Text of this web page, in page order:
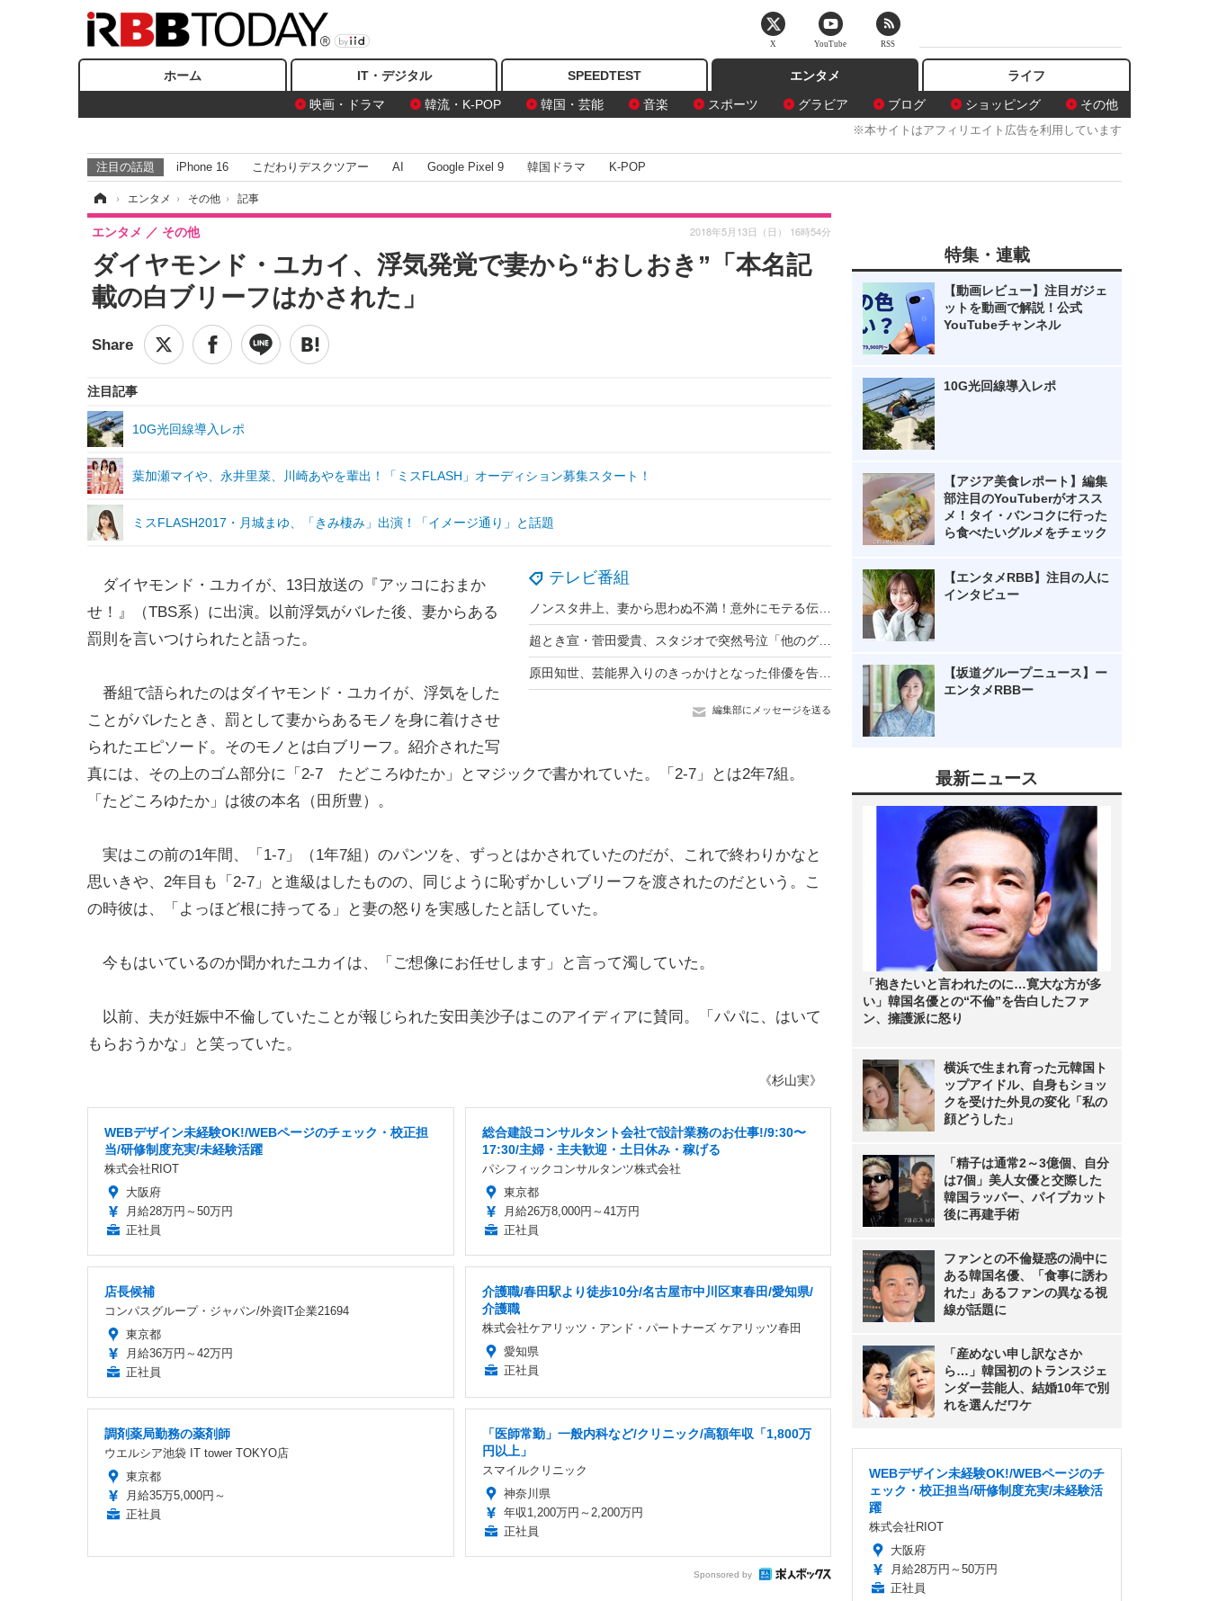
ホーム IT・デジタル SPEEDTEST
エンタメ
映画・ドラマ
韓流・K-POP 韓国・芸能 音楽 スポーツ グラビア ブログ ショッピング その他
ライフ
※本サイトはアフィリエイト広告を利用しています
注目の話題 iPhone 16 こだわりデスクツアー AI Google Pixel 9 韓国ドラマ K-POP
› エンタメ › その他 › 記事
ダイヤモンド・ユカイ、浮気発覚で妻から“おしおき”「本名記
載の白ブリーフはかされた」
エンタメ その他 2018年5月13日（日） 16時54分
注目記事
10G光回線導入レポ
葉加瀬マイや、永井里菜、川崎あやを輩出！「ミスFLASH」オーディション募集スタート！
ミスFLASH2017・月城まゆ、「きみ棲み」出演！「イメージ通り」と話題
テレビ番組
編集部にメッセージを送る
ダイヤモンド・ユカイが、13日放送の『アッコにおまか
せ！』（TBS系）に出演。以前浮気がバレた後、妻からある
罰則を言いつけられたと語った。
番組で語られたのはダイヤモンド・ユカイが、浮気をした
ことがバレたとき、罰として妻からあるモノを身に着けさせ
られたエピソード。そのモノとは白ブリーフ。紹介された写
真には、その上のゴム部分に「2-7 たどころゆたか」とマジックで書かれていた。「2-7」とは2年7組。
「たどころゆたか」は彼の本名（田所豊）。
実はこの前の1年間、「1-7」（1年7組）のパンツを、ずっとはかされていたのだが、これで終わりかなと
思いきや、2年目も「2-7」と進級はしたものの、同じように恥ずかしいブリーフを渡されたのだという。こ
の時彼は、「よっほど根に持ってる」と妻の怒りを実感したと話していた。
今もはいているのか聞かれたユカイは、「ご想像にお任せします」と言って濁していた。
以前、夫が妊娠中不倫していたことが報じられた安田美沙子はこのアイディアに賛同。「パパに、はいて
もらおうかな」と笑っていた。
《杉山実》
WEBデザイン未経験OK!/WEBページのチェック・校正担
当/研修制度充実/未経験活躍
株式会社RIOT
大阪府
月給28万円～50万円
正社員
総合建設コンサルタント会社で設計業務のお仕事!/9:30〜
17:30/主婦・主夫歓迎・土日休み・稼げる
パシフィックコンサルタンツ株式会社
東京都
月給26万8,000円～41万円
正社員
店長候補
コンパスグループ・ジャパン/外資IT企業21694
東京都
月給36万円～42万円
正社員
介護職/春田駅より徒歩10分/名古屋市中川区東春田/愛知県/
介護職
株式会社ケアリッツ・アンド・パートナーズ ケアリッツ春田
愛知県
正社員
調剤薬局勤務の薬剤師
ウエルシア池袋 IT tower TOKYO店
東京都
月給35万5,000円～
正社員
「医師常勤」一般内科など/クリニック/高額年収「1,800万
円以上」
スマイルクリニック
神奈川県
年収1,200万円～2,200万円
正社員
Sponsored by
特集・連載
【動画レビュー】注目ガジェ
ットを動画で解説！公式
YouTubeチャンネル
10G光回線導入レポ
【アジア美食レポート】編集
部注目のYouTuberがオスス
メ！タイ・バンコクに行った
ら食べたいグルメをチェック
【エンタメRBB】注目の人に
インタビュー
【坂道グループニュース】ー
エンタメRBBー
最新ニュース
「抱きたいと言われたのに…寛大な方が多
い」韓国名優との“不倫”を告白したファ
ン、擁護派に怒り
横浜で生まれ育った元韓国ト
ップアイドル、自身もショッ
クを受けた外見の変化「私の
顔どうした」
「精子は通常2～3億個、自分
は7個」美人女優と交際した
韓国ラッパー、パイプカット
後に再建手術
ファンとの不倫疑惑の渦中に
ある韓国名優、「食事に誘わ
れた」あるファンの異なる視
線が話題に
「産めない申し訳なさか
ら…」韓国初のトランスジェ
ンダー芸能人、結婚10年で別
れを選んだワケ
WEBデザイン未経験OK!/WEBページのチ
ェック・校正担当/研修制度充実/未経験活
躍
株式会社RIOT
大阪府
月給28万円～50万円
正社員
X YouTube RSS